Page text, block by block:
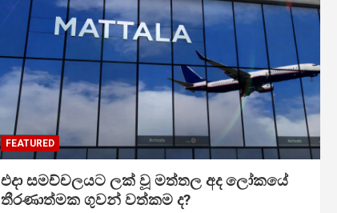
FEATURED
එදා සමච්චලයට ලක් වූ මත්තල අද ලෝකයේ
තීරණාත්මක ගුවන් වත්කම ද?